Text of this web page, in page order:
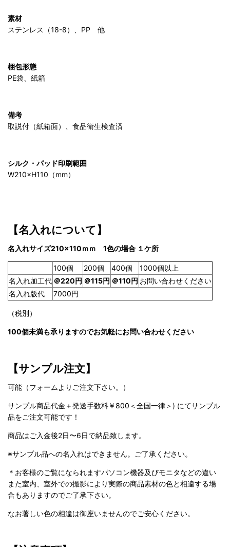
素材
ステンレス（18-8）、PP 他
梱包形態
PE袋、紙箱
備考
取説付（紙箱面）、食品衛生検査済
シルク・パッド印刷範囲
W210×H110（mm）
【名入れについて】
名入れサイズ210×110ｍｍ 1色の場合 １ケ所
100個 200個 400個
1000個以上
名入れ加工代 ＠220円 ＠115円 ＠110円 お問い合わせください
名入れ版代
7000円
（税別）
100個未満も承りますのでお気軽にお問い合わせください
【サンプル注文】
可能（フォームよりご注文下さい。）
サンプル商品代金＋発送手数料￥800＜全国一律＞) にてサンプル
品をご注文可能です！
商品はご入金後2日〜6日で納品致します。
※サンプル品への名入れはできません。ご了承ください。
＊お客様のご覧になられますパソコン機器及びモニタなどの違い
また室内、室外での撮影により実際の商品素材の色と相違する場
合もありますのでご了承下さい。
なお著しい色の相違は御座いませんのでご安心ください。